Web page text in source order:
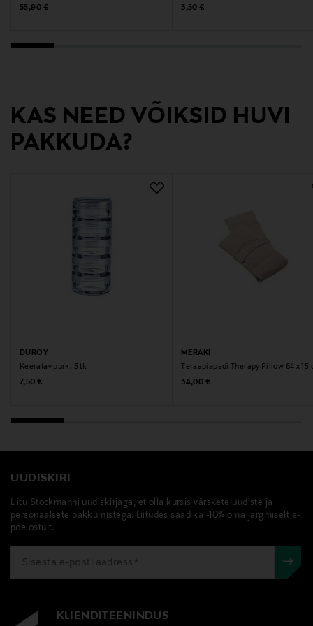
info@duroy.fi
Original Price
55,90 €
Original Price
3,50 €
KAS NEED VÕIKSID HUVI
PAKKUDA?
DUROY
Keeratav purk, 5 tk
Original Price
7,50 €
MERAKI
Teraapiapadi Therapy Pillow 64 x 15
Original Price
34,00 €
UUDISKIRI
Liitu Stockmanni uudiskirjaga, et olla kursis värskete uudiste ja
personaalsete pakkumistega. Liitudes saad ka -10% oma järgmiselt e-
poe ostult.
KLIENDITEENINDUS